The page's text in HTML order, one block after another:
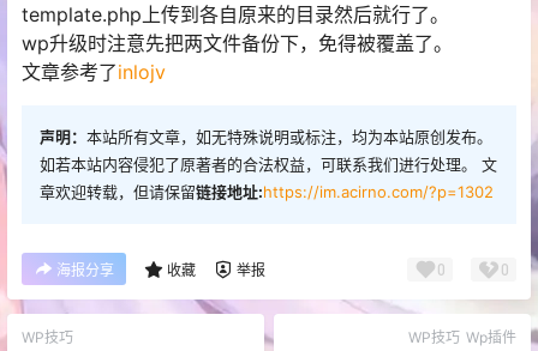
template.php上传到各自原来的目录然后就行了。
wp升级时注意先把两文件备份下，免得被覆盖了。
文章参考了inlojv
声明： 本站所有文章，如无特殊说明或标注，均为本站原创发布。
如若本站内容侵犯了原著者的合法权益，可联系我们进行处理。 文
章欢迎转载，但请保留链接地址:https://im.acirno.com/?p=1302
海报分享 收藏 举报 0 0
WP技巧 WP技巧 Wp插件